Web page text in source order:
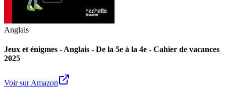
Anglais
Jeux et énigmes - Anglais - De la 5e à la 4e - Cahier de vacances
2025
Voir sur Amazon